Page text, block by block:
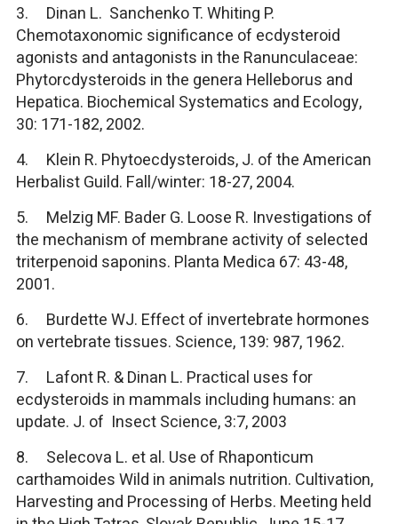
3. Dinan L. Sanchenko T. Whiting P.
Chemotaxonomic significance of ecdysteroid
agonists and antagonists in the Ranunculaceae:
Phytorcdysteroids in the genera Helleborus and
Hepatica. Biochemical Systematics and Ecology,
30: 171-182, 2002.
4. Klein R. Phytoecdysteroids, J. of the American
Herbalist Guild. Fall/winter: 18-27, 2004.
5. Melzig MF. Bader G. Loose R. Investigations of
the mechanism of membrane activity of selected
triterpenoid saponins. Planta Medica 67: 43-48,
2001.
6. Burdette WJ. Effect of invertebrate hormones
on vertebrate tissues. Science, 139: 987, 1962.
7. Lafont R. & Dinan L. Practical uses for
ecdysteroids in mammals including humans: an
update. J. of Insect Science, 3:7, 2003
8. Selecova L. et al. Use of Rhaponticum
carthamoides Wild in animals nutrition. Cultivation,
Harvesting and Processing of Herbs. Meeting held